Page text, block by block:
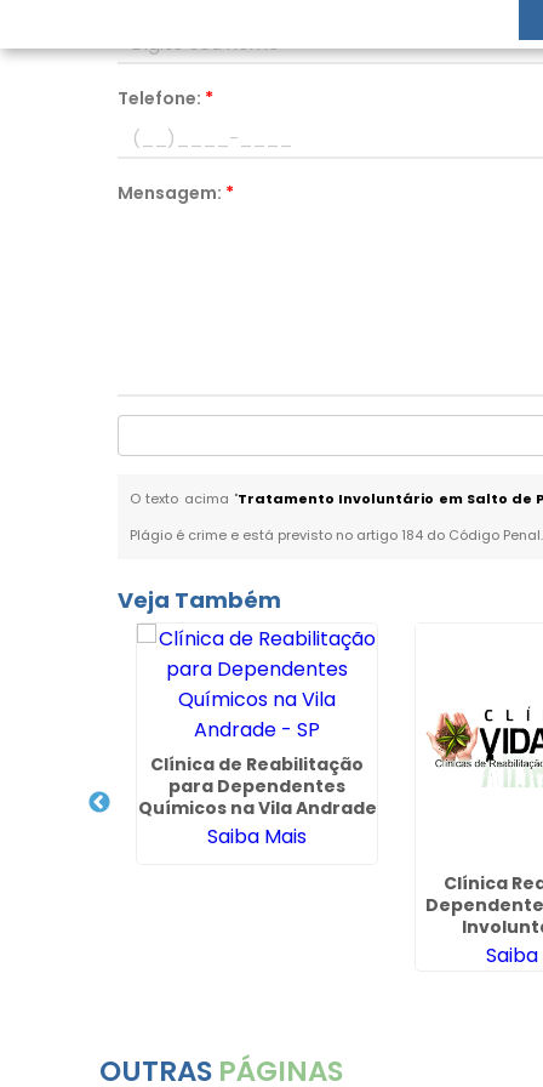
Telefone: *
Mensagem: *
O texto acima "Tratamento Involuntário em Salto de
Plágio é crime e está previsto no artigo 184 do Código
Veja Também
Clínica de Reabilitação
para Dependentes
Químicos na Vila Andrade
- SP
Saiba Mais
Clínica
OUTRAS PÁGINAS